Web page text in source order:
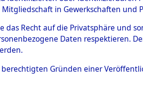
(84630711)
0223 (84630711)
in Gewerkschaften
das Recht auf die Privatsphäre und
Daten respektieren.
berechtigten Gründen einer